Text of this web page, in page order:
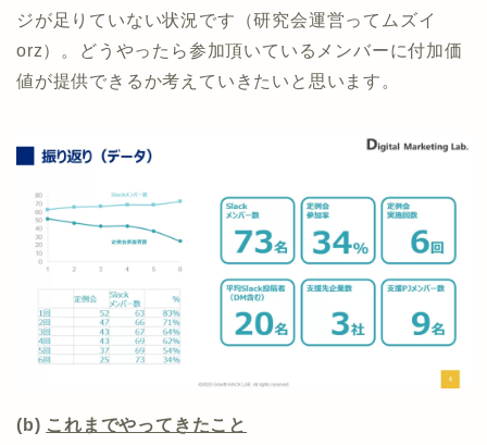
ジが足りていない状況です（研究会運営ってムズイ
orz）。どうやったら参加頂いているメンバーに付加価
値が提供できるか考えていきたいと思います。
(b) これまでやってきたこと